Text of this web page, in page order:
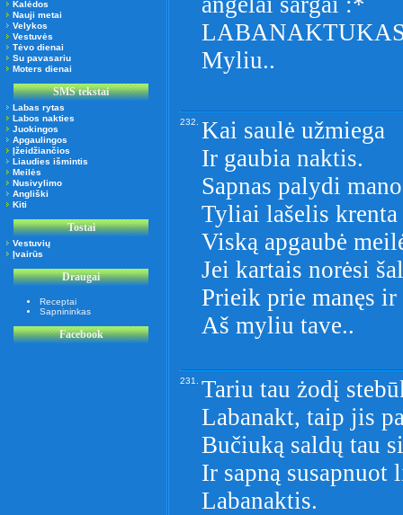
Kalėdos
Nauji metai
Velykos
Vestuvės
Tėvo dienai
Su pavasariu
Moters dienai
SMS tekstai
Labas rytas
Labos nakties
Juokingos
Apgaulingos
Įžeidžiančios
Liaudies išmintis
Meilės
Nusivylimo
Angliški
Kiti
Tostai
Vestuvių
Įvairūs
Draugai
Receptai
Sapnininkas
Facebook
Myliu..
232. Kai saulė užmiega
Ir gaubia naktis.
Sapnas palydi
Tyliai lašelis krenta
Viską apgaubė
Jei kartais norėsi
Prieik prie manęs
Aš myliu tave..
231. Tariu tau żodį
Labanakt, taip jis
Bučiuką saldų tau
Ir sapną susapnuot
Labanaktis.